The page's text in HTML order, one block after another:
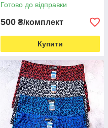
Готово до відправки
500 ₴/комплект
Купити